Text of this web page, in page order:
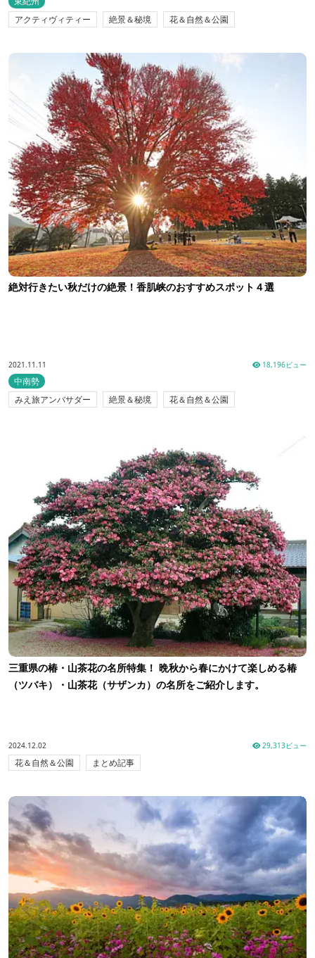
アクティヴィティー
絶景＆秘境 花＆自然＆公園
絶対行きたい秋だけの絶景！香肌峡のおすすめスポット４選
2021.11.11 18,196ビュー
中南勢
みえ旅アンバサダー
絶景＆秘境 花＆自然＆公園
三重県の椿・山茶花の名所特集！ 晩秋から春にかけて楽しめる椿
（ツバキ）・山茶花（サザンカ）の名所をご紹介します。
2024.12.02 29,313ビュー
花＆自然＆公園 まとめ記事